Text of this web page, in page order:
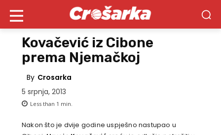
Kovačević iz Cibone
prema Njemačkoj
By Crosarka
5 srpnja, 2013
Less than 1 min.
Nakon što je dvije godine uspješno nastupao u